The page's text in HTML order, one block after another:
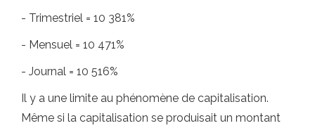
- Trimestriel = 10 381%
- Mensuel = 10 471%
- Journal = 10 516%
Il y a une limite au phénomène de capitalisation.
Même si la capitalisation se produisait un montant